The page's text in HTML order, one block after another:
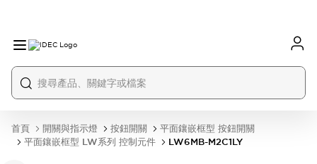
首頁 開關與指示燈 按鈕開關
平面鑲嵌框型 按鈕開關
平面鑲嵌框型 LW系列 控制元件
LW6MB-M2C1LY